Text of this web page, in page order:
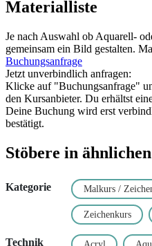
Materialliste
Je nach Auswahl ob Aquarell-
gemeinsam ein Bild gestalten.
Buchungsanfrage
Jetzt unverbindlich anfragen:
Klicke auf "Buchungsanfrage"
den Kursanbieter. Du erhältst
Deine Buchung wird erst
bestätigt.
Stöbere in
Kategorie Malkurs /
Zeichenkurs
Technik